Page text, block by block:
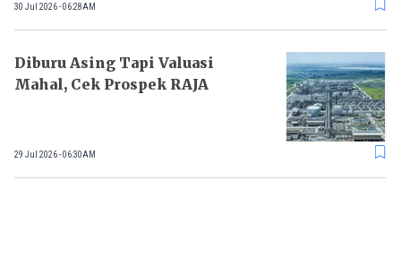
30 Jul 2026 - 06:28AM
Diburu Asing Tapi Valuasi
Mahal, Cek Prospek RAJA
29 Jul 2026 - 06:30AM